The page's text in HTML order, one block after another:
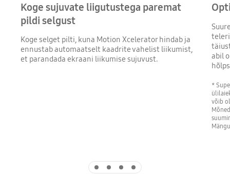
Koge sujuvate liigutustega paremat
pildi selgust
Koge selget pilti, kuna Motion Xcelerator hindab ja
ennustab automaatselt kaadrite vahelist liikumist,
et parandada ekraani liikumise sujuvust.
abil
*
võib